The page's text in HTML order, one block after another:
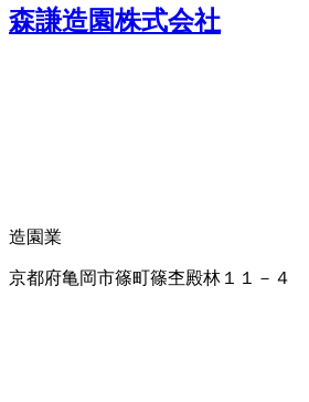
森謙造園株式会社
造園業
京都府亀岡市篠町篠杢殿林１１－４